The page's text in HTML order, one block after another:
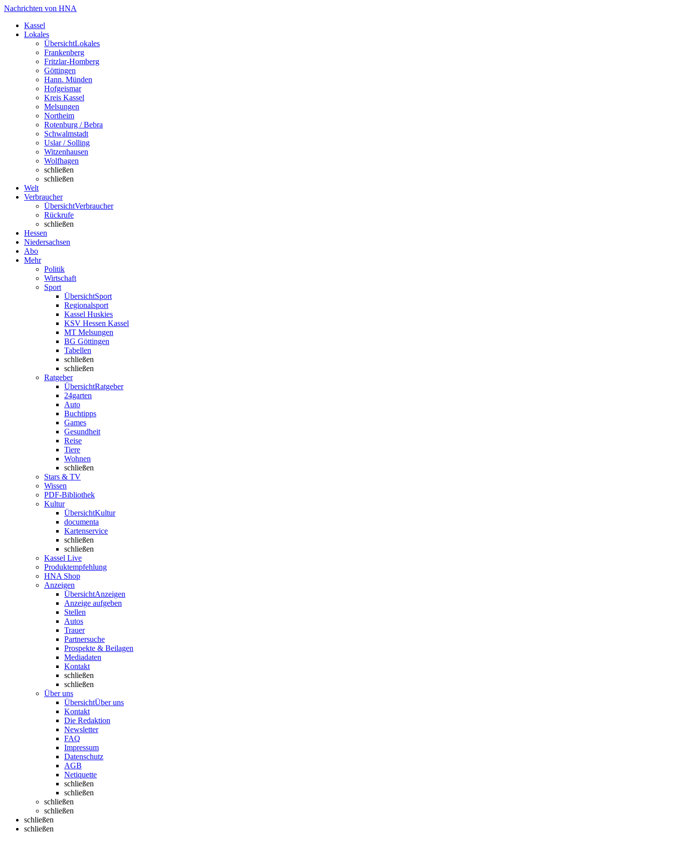
Nachrichten von HNA
Kassel
Lokales
ÜbersichtLokales
Frankenberg
Fritzlar-Homberg
Göttingen
Hann. Münden
Hofgeismar
Kreis Kassel
Melsungen
Northeim
Rotenburg / Bebra
Schwalmstadt
Uslar / Solling
Witzenhausen
Wolfhagen
schließen
schließen
Welt
Verbraucher
ÜbersichtVerbraucher
Rückrufe
schließen
Hessen
Niedersachsen
Abo
Mehr
Politik
Wirtschaft
Sport
ÜbersichtSport
Regionalsport
Kassel Huskies
KSV Hessen Kassel
MT Melsungen
BG Göttingen
Tabellen
schließen
schließen
Ratgeber
ÜbersichtRatgeber
24garten
Auto
Buchtipps
Games
Gesundheit
Reise
Tiere
Wohnen
schließen
Stars & TV
Wissen
PDF-Bibliothek
Kultur
ÜbersichtKultur
documenta
Kartenservice
schließen
schließen
Kassel Live
Produktempfehlung
HNA Shop
Anzeigen
ÜbersichtAnzeigen
Anzeige aufgeben
Stellen
Autos
Trauer
Partnersuche
Prospekte & Beilagen
Mediadaten
Kontakt
schließen
schließen
Über uns
ÜbersichtÜber uns
Kontakt
Die Redaktion
Newsletter
FAQ
Impressum
Datenschutz
AGB
Netiquette
schließen
schließen
schließen
schließen
schließen
schließen